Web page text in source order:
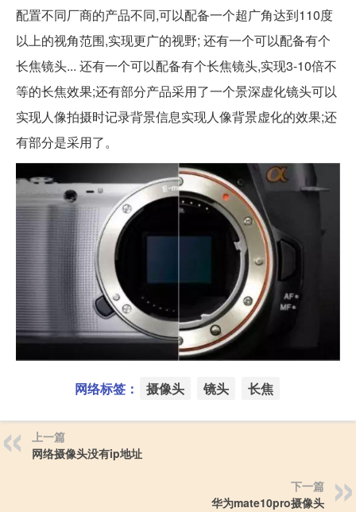
配置不同厂商的产品不同,可以配备一个超广角达到110度
以上的视角范围,实现更广的视野; 还有一个可以配备有个
长焦镜头... 还有一个可以配备有个长焦镜头,实现3-10倍不
等的长焦效果;还有部分产品采用了一个景深虚化镜头可以
实现人像拍摄时记录背景信息实现人像背景虚化的效果;还
有部分是采用了。
网络标签： 摄像头 镜头 长焦
上一篇
网络摄像头没有ip地址
下一篇
华为mate10pro摄像头